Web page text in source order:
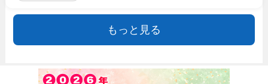
もっと見る